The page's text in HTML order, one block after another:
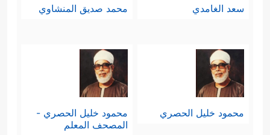
سعد الغامدي محمد صديق المنشاوي
محمود خليل الحصري
محمود خليل الحصري -
المصحف المعلم